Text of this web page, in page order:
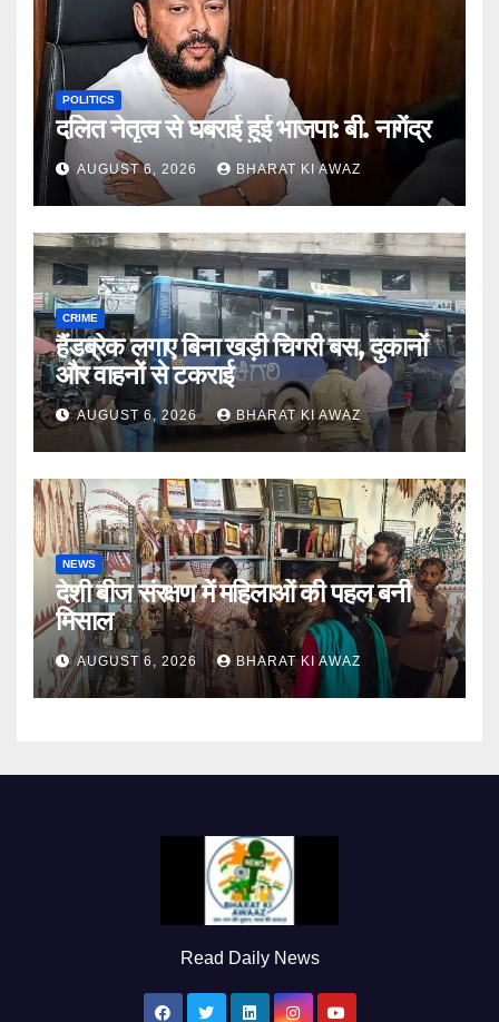
POLITICS
दलित नेतृत्व से घबराई हुई भाजपा: बी. नागेंद्र
AUGUST 6, 2026 BHARAT KI AWAZ
CRIME
हैंडब्रेक लगाए बिना खड़ी चिगरी बस, दुकानों
और वाहनों से टकराई
AUGUST 6, 2026 BHARAT KI AWAZ
NEWS
देशी बीज संरक्षण में महिलाओं की पहल बनी
मिसाल
AUGUST 6, 2026 BHARAT KI AWAZ
Read Daily News